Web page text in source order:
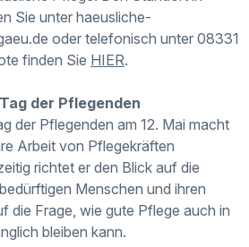
Sie unter haeusliche-
oder telefonisch unter 08331
finden Sie HIER.
der Pflegenden
der Pflegenden am 12. Mai macht
Arbeit von Pflegekräften
richtet er den Blick auf die
Menschen und ihren
die Frage, wie gute Pflege auch in
bleiben kann.